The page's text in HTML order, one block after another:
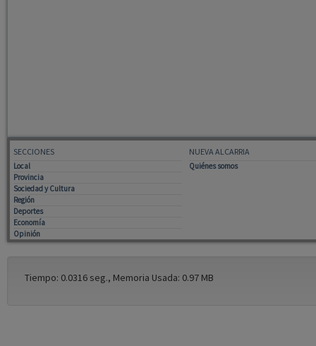
SECCIONES
Local
Provincia
Sociedad y Cultura
Región
Deportes
Economía
Opinión
NUEVA ALCARRIA
Quiénes somos
Tiempo: 0.0316 seg., Memoria Usada: 0.97 MB